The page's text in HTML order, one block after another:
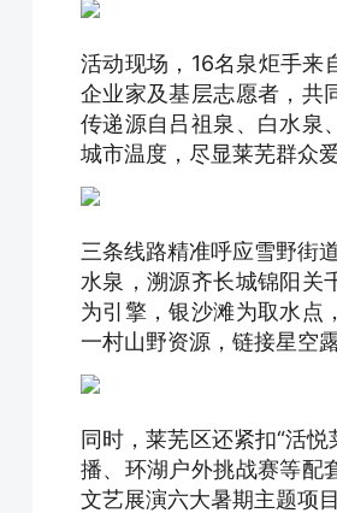
活动现场，16名泉炬手
企业家及基层志愿者，共
传递源自吕祖泉、白水泉
城市温度，尽显莱芜群众
三条线路精准呼应雪野街
水泉，溯源齐长城锦阳关
为引擎，银沙滩为取水点
一村山野资源，链接星空
同时，莱芜区还紧扣“活
播、环湖户外挑战赛等配
文艺展演六大暑期主题项